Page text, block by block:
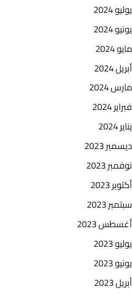
يوليو 2024
يونيو 2024
مايو 2024
أبريل 2024
مارس 2024
فبراير 2024
يناير 2024
ديسمبر 2023
نوفمبر 2023
أكتوبر 2023
سبتمبر 2023
أغسطس 2023
يوليو 2023
يونيو 2023
أبريل 2023